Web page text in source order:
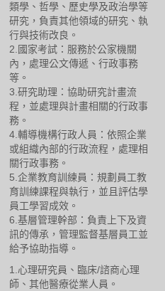
類學、哲學、歷史學及政治學等
研究，負責其他領域的研究、執
行與技術改良。
2.國家考試：服務於公家機關
內，處理公文傳遞、行政事務
等。
3.研究助理：協助研究計畫流
程，並處理與計畫相關的行政事
務。
4.輔導機構行政人員：依照企業
或組織內部的行政流程，處理相
關行政事務。
5.企業教育訓練員：規劃員工教
育訓練課程與執行，並且評估學
員工學習成效。
6.基層管理幹部：負責上下及資
訊的傳承，管理監督基層員工並
給予協助指導。
1.心理研究員、臨床/諮商心理
師、其他醫療從業人員。